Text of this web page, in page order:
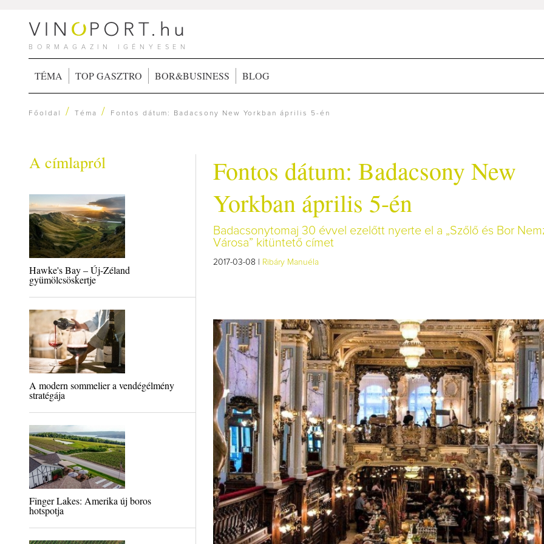
BORMAGAZIN IGÉNYESEN
TÉMA TOP GASZTRO BOR&BUSINESS BLOG
Főoldal /Téma / Fontos dátum: Badacsony New Yorkban április 5-én
A címlapról
Hawke's Bay – Új-Zéland
gyümölcsöskertje
A modern sommelier a vendégélmény
stratégája
Finger Lakes: Amerika új boros
hotspotja
Fontos dátum: Badacsony New
Yorkban április 5-én
Badacsonytomaj 30 évvel ezelőtt nyerte el a „Szőlő és Bor
Városa” kitüntető címet
2017-03-08 | Ribáry Manuéla
Így lesz valaki egy
borász #26 -
Az extra ráadás
pillanatokat